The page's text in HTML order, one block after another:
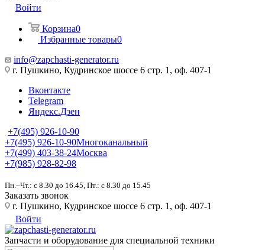
Войти
Корзина0
Избранные товары0
info@zapchasti-generator.ru
г. Пушкино, Кудринское шоссе 6 стр. 1, оф. 407-1
Вконтакте
Telegram
Яндекс.Дзен
+7(495) 926-10-90
+7(495) 926-10-90Многоканальный
+7(499) 403-38-24Москва
+7(985) 928-82-98
Пн.–Чт.: с 8.30 до 16.45, Пт.: с 8.30 до 15.45
Заказать звонок
г. Пушкино, Кудринское шоссе 6 стр. 1, оф. 407-1
Войти
Запчасти и оборудование для специальной техники